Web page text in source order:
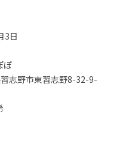
3日
ぽ
志野市東習志野8-32-9-